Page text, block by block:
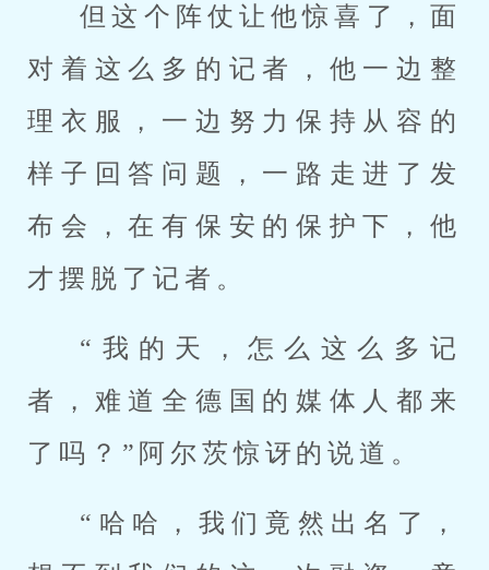
但这个阵仗让他惊喜了，面
对着这么多的记者，他一边整
理衣服，一边努力保持从容的
样子回答问题，一路走进了发
布会，在有保安的保护下，他
才摆脱了记者。
“我的天，怎么这么多记
者，难道全德国的媒体人都来
了吗？”阿尔茨惊讶的说道。
“哈哈，我们竟然出名了，